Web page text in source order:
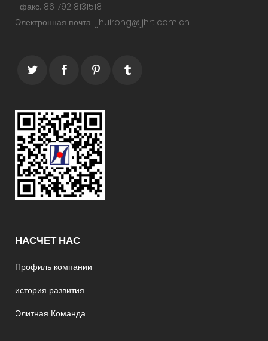
факс: 86 792 8131518
Электронная почта: jjhuirong@jjhrt.com.cn
НАСЧЕТ НАС
Профиль компании
история развития
Элитная Команда